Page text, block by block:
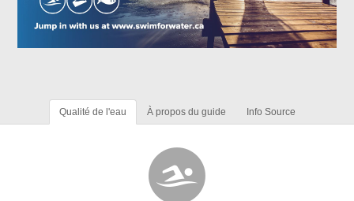
Qualité de l'eau À propos du guide Info Source